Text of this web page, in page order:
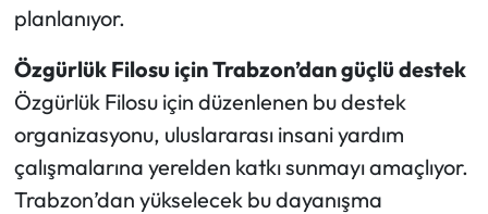
planlanıyor.
Özgürlük Filosu için Trabzon’dan güçlü destek
Özgürlük Filosu için düzenlenen bu destek
organizasyonu, uluslararası insani yardım
çalışmalarına yerelden katkı sunmayı amaçlıyor.
Trabzon’dan yükselecek bu dayanışma